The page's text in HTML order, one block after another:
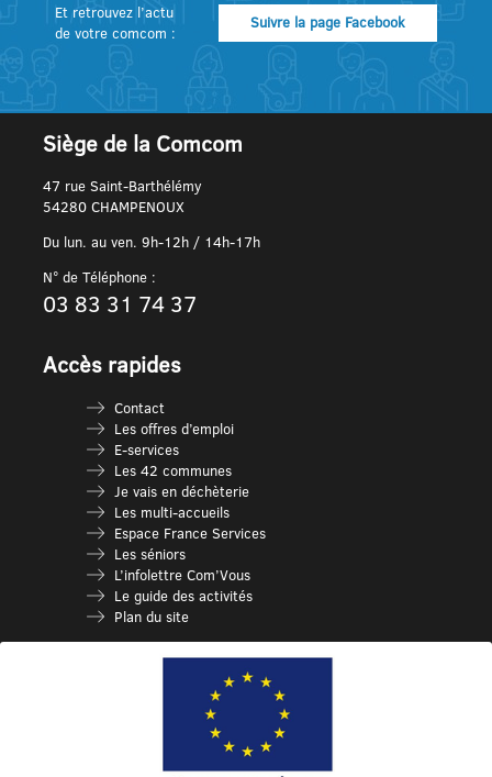
Et retrouvez l’actu
de votre comcom :
Suivre la page Facebook
Siège de la Comcom
47 rue Saint-Barthélémy
54280 CHAMPENOUX
Du lun. au ven. 9h-12h / 14h-17h
N° de Téléphone :
03 83 31 74 37
Accès rapides
Contact
Les offres d’emploi
E-services
Les 42 communes
Je vais en déchèterie
Les multi-accueils
Espace France Services
Les séniors
L’infolettre Com’Vous
Le guide des activités
Plan du site